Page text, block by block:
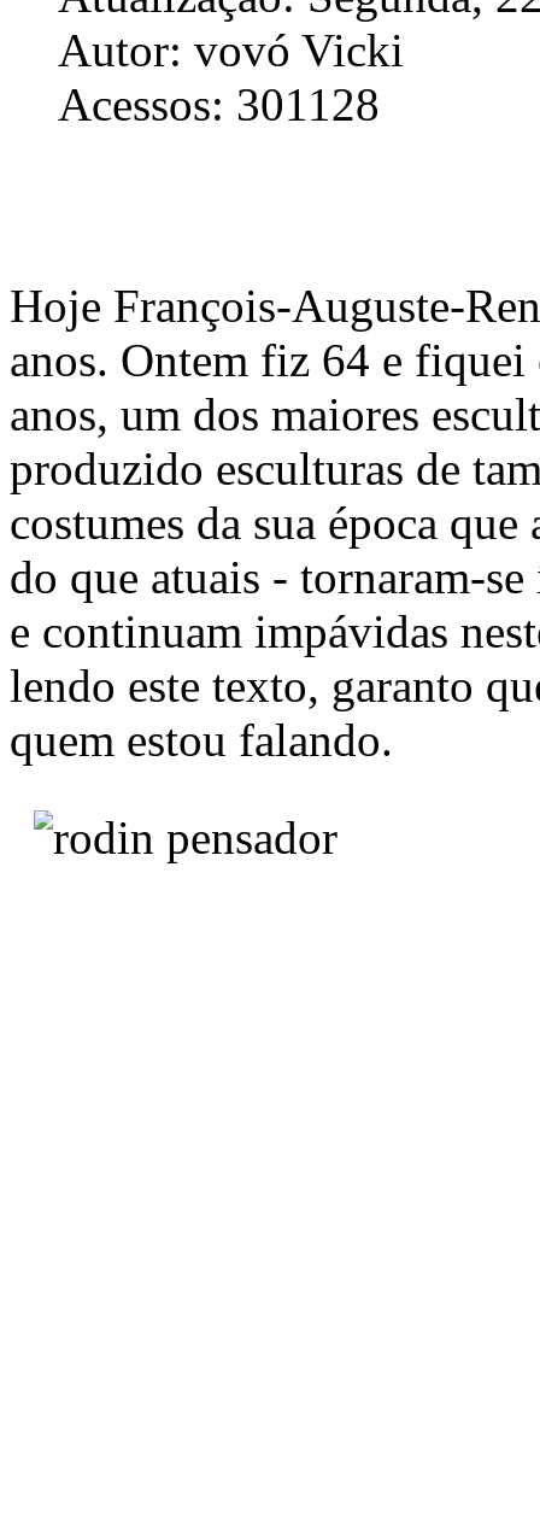
Autor: vovó Vicki
Acessos: 301128
Hoje François-Auguste-
anos. Ontem fiz 64 e fiquei
anos, um dos maiores
produzido esculturas de
costumes da sua época
do que atuais - tornaram-
e continuam impávidas
lendo este texto, garanto
quem estou falando.